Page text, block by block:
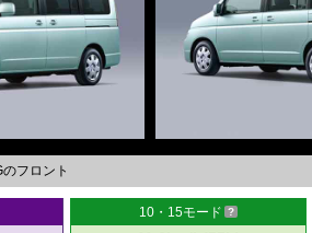
フロント
10・15モード